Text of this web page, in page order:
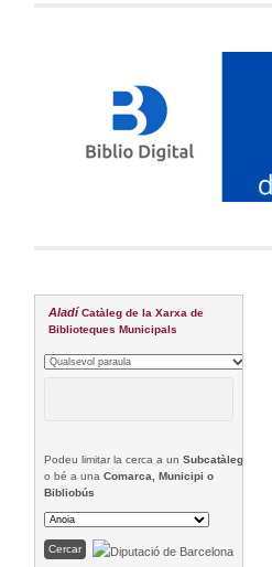
Aladí Catàleg de la Xarxa de
Biblioteques Municipals
Podeu limitar la cerca a unSubcatàleg
o bé a unaComarca, Municipi o
Bibliobús